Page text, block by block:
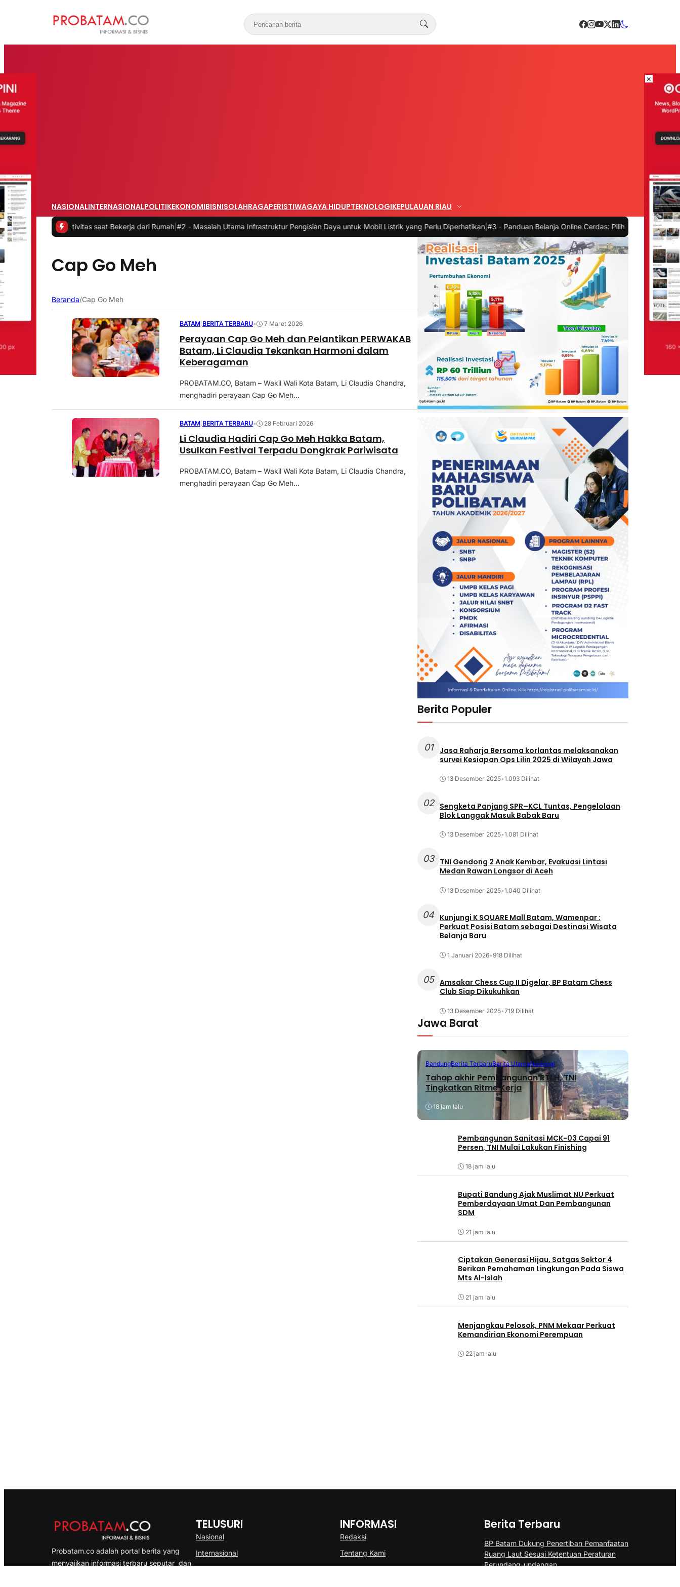
NASIONALINTERNASIONALPOLITIKEKONOMIBISNISOLAHRAGAPERISTIWAGAYA HIDUPTEKNOLOGIKEPULAUAN RIAU
Produktivitas saat Bekerja dari Rumah |#2 -Masalah Utama Infrastruktur Pengisian Daya untuk Mobil Listrik yang Perlu Diperhatikan|#3 -Panduan Belanja Online Cerdas: Pilih Produk dengan Bijak dan
Cap Go Meh
Beranda/Cap Go Meh
BATAM BERITA TERBARU• 7 Maret 2026
Perayaan Cap Go Meh dan Pelantikan PERWAKAB
Batam, Li Claudia Tekankan Harmoni dalam
Keberagaman
PROBATAM.CO, Batam – Wakil Wali Kota Batam, Li Claudia Chandra,
menghadiri perayaan Cap Go Meh...
BATAM BERITA TERBARU• 28 Februari 2026
Li Claudia Hadiri Cap Go Meh Hakka Batam,
Usulkan Festival Terpadu Dongkrak Pariwisata
PROBATAM.CO, Batam – Wakil Wali Kota Batam, Li Claudia Chandra,
menghadiri perayaan Cap Go Meh...
Berita Populer
01
Jasa Raharja Bersama korlantas melaksanakan
survei Kesiapan Ops Lilin 2025 di Wilayah Jawa
13 Desember 2025•1.093 Dilihat
02
Sengketa Panjang SPR–KCL Tuntas, Pengelolaan
Blok Langgak Masuk Babak Baru
13 Desember 2025•1.081 Dilihat
03
TNI Gendong 2 Anak Kembar, Evakuasi Lintasi
Medan Rawan Longsor di Aceh
13 Desember 2025•1.040 Dilihat
04 Kunjungi K SQUARE Mall Batam, Wamenpar :
Perkuat Posisi Batam sebagai Destinasi Wisata
Belanja Baru
1 Januari 2026•918 Dilihat
05 Amsakar Chess Cup II Digelar, BP Batam Chess
Club Siap Dikukuhkan
13 Desember 2025•719 Dilihat
Jawa Barat
BandungBerita TerbaruBerita UtamaNasional
Tahap akhir Pembangunan RTLH, TNI
Tingkatkan Ritme Kerja
18 jam lalu
Pembangunan Sanitasi MCK-03 Capai 91
Persen, TNI Mulai Lakukan Finishing
18 jam lalu
Bupati Bandung Ajak Muslimat NU Perkuat
Pemberdayaan Umat Dan Pembangunan
SDM
21 jam lalu
Ciptakan Generasi Hijau, Satgas Sektor 4
Berikan Pemahaman Lingkungan Pada Siswa
Mts Al-Islah
21 jam lalu
Menjangkau Pelosok, PNM Mekaar Perkuat
Kemandirian Ekonomi Perempuan
22 jam lalu
Probatam.co adalah portal berita yang
menyajikan informasi terbaru seputar dan
TELUSURI
Nasional
Internasional
INFORMASI
Redaksi
Tentang Kami
Berita Terbaru
BP Batam Dukung Penertiban Pemanfaatan
Ruang Laut Sesuai Ketentuan Peraturan
Perundang-undangan
×